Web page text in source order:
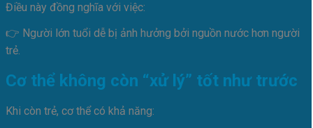
Điều này đồng nghĩa với việc:
👉 Người lớn tuổi dễ bị ảnh hưởng bởi nguồn nước hơn người
trẻ.
Cơ thể không còn “xử lý” tốt như trước
Khi còn trẻ, cơ thể có khả năng: